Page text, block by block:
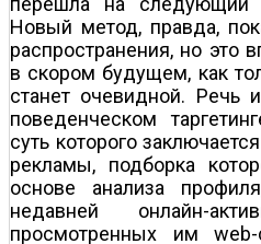
Новый метод, правда,
распространения, но это
в скором будущем, как
станет очевидной. Речь
поведенческом
суть которого
рекламы, подборка
основе анализа
недавней онлайн-
просмотренных им